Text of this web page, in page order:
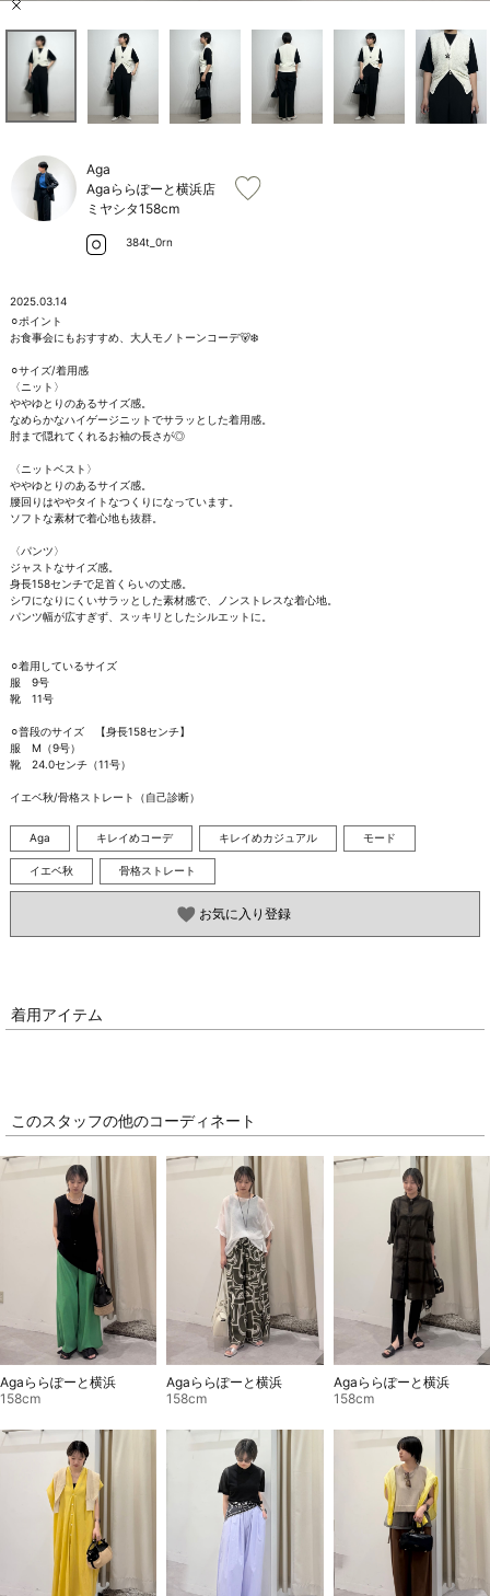
ご利用ガイド/ヘルプ
Item
Aga
Agaららぽーと横浜店
ミヤシタ158cm
384t_0rn
2025.03.14
⚪︎ポイント
お食事会にもおすすめ、大人モノトーンコーデ🐻‍❄️
⚪︎サイズ/着用感
〈ニット〉
ややゆとりのあるサイズ感。
なめらかなハイゲージニットでサラッとした着用感。
肘まで隠れてくれるお袖の長さが◎
〈ニットベスト〉
ややゆとりのあるサイズ感。
腰回りはややタイトなつくりになっています。
ソフトな素材で着心地も抜群。
〈パンツ〉
ジャストなサイズ感。
身長158センチで足首くらいの丈感。
シワになりにくいサラッとした素材感で、ノンストレスな着心地。
パンツ幅が広すぎず、スッキリとしたシルエットに。
⚪︎着用しているサイズ
服　9号
靴　11号
⚪︎普段のサイズ　【身長158センチ】
服　M（9号）
靴　24.0センチ（11号）
イエベ秋/骨格ストレート（自己診断）
Aga キレイめコーデ キレイめカジュアル モード
イエベ秋 骨格ストレート
お気に入り登録
着用アイテム
このスタッフの他のコーディネート
Agaららぽーと横浜
158cm
Agaららぽーと横浜
158cm
Agaららぽーと横浜
158cm